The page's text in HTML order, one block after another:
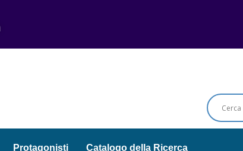
Protagonisti Catalogo della Ricerca